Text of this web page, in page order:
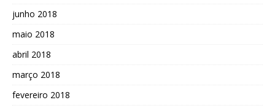
junho 2018
maio 2018
abril 2018
março 2018
fevereiro 2018